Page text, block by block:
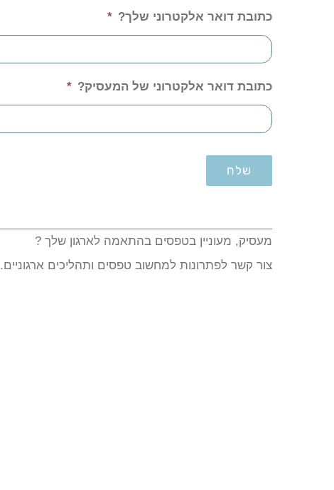
כתובת דואר אלקטרוני שלך? *
כתובת דואר אלקטרוני של המעסיק? *
מעסיק, מעוניין בטפסים בהתאמה לארגון שלך ?
צור קשר לפתרונות למחשוב טפסים ותהליכים ארגוניים.